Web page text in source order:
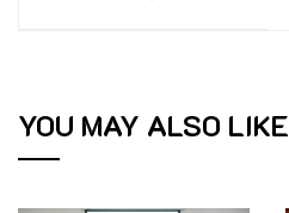
YOU MAY ALSO LIKE